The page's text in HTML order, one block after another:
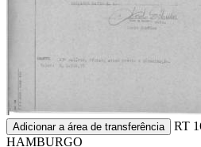
Adicionar a área de transferência
RT
HAMBURGO